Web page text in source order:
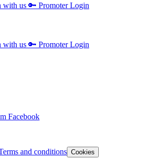
with us 🔑 Promoter Login
with us 🔑 Promoter Login
Facebook
and conditions Cookies